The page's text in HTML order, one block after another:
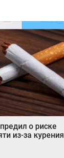
о риске
из-за курения